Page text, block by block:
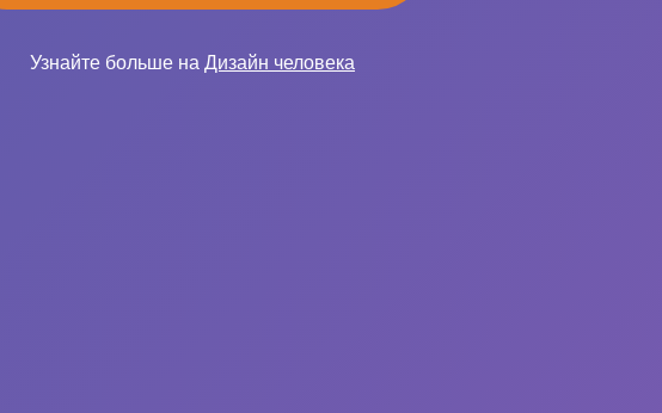
Узнайте больше на Дизайн человека